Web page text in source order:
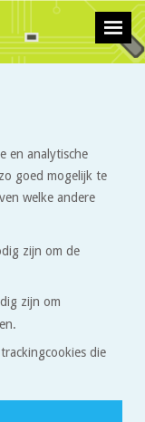
spanningvermeld
naar
De
bedraagt
volt levert. En die
één keer door je
spanning om te
en analytische
goed mogelijk te
welke andere
zijn om de
zijn om
die